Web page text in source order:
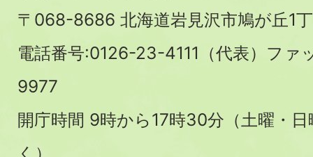
〒068-8686 北海道岩見沢市鳩が丘1
電話番号:0126-23-4111（代表）フ
9977
開庁時間 9時から17時30分（土曜・
く）